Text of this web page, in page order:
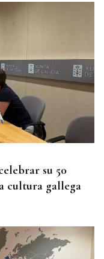
su 50
cultura gallega